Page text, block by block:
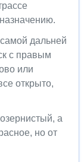
дальней
с правым
или
открыто,
а
но от